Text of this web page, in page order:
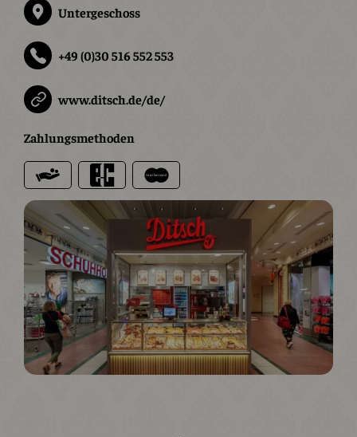
Untergeschoss
+49 (0)30 516 552 553
www.ditsch.de/de/
Zahlungsmethoden